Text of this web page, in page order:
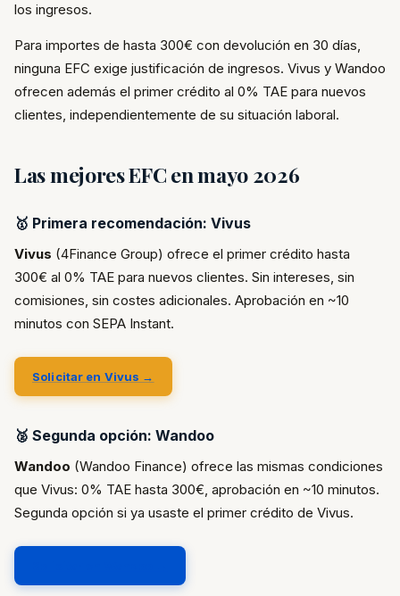
los ingresos.
Para importes de hasta 300€ con devolución en 30 días,
ninguna EFC exige justificación de ingresos. Vivus y Wandoo
ofrecen además el primer crédito al 0% TAE para nuevos
clientes, independientemente de su situación laboral.
Las mejores EFC en mayo 2026
🥇 Primera recomendación: Vivus
Vivus (4Finance Group) ofrece el primer crédito hasta
300€ al 0% TAE para nuevos clientes. Sin intereses, sin
comisiones, sin costes adicionales. Aprobación en ~10
minutos con SEPA Instant.
Solicitar en Vivus →
🥈 Segunda opción: Wandoo
Wandoo (Wandoo Finance) ofrece las mismas condiciones
que Vivus: 0% TAE hasta 300€, aprobación en ~10 minutos.
Segunda opción si ya usaste el primer crédito de Vivus.